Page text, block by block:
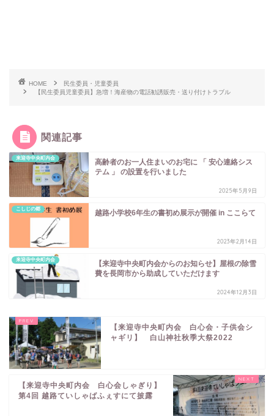
HOME
民生委員・児童委員
【民生委員児童委員】急増！海産物の電話勧誘販売・送り付けトラブル
関連記事
来迎寺中央町内会
高齢者のお一人住まいのお宅に 「 安心連絡シス
テム 」 の設置を行いました
2025年5月9日
こしじの郷 越路小学校6年生の書初め展示が開催 in ここらて
2023年2月14日
来迎寺中央町内会
【来迎寺中央町内会からのお知らせ】屋根の除雪
費を長岡市から助成していただけます
2024年12月3日
【来迎寺中央町内会 白心会・子供会シ
ャギリ】 白山神社秋季大祭2022
【来迎寺中央町内会 白心会しゃぎり】
第4回 越路ていしゃばふぇすにて披露